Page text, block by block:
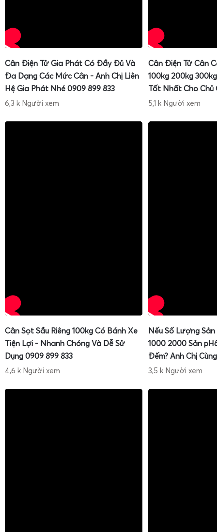
Cân Điện Tử Gia Phát Có Đầy Đủ Và
Đa Dạng Các Mức Cân - Anh Chị Liên
Hệ Gia Phát Nhé 0909 899 833
6,3 k Người xem
Cân Điện Tử Cân
100kg 200kg
Tốt Nhất Cho Chủ
5,1 k Người xem
Cân Sọt Sầu Riêng 100kg Có Bánh Xe
Tiện Lợi - Nhanh Chóng Và Dễ Sử
Dụng 0909 899 833
4,6 k Người xem
Nếu Số Lượng
1000 2000 Sản
Đếm? Anh Chị
3,5 k Người xem